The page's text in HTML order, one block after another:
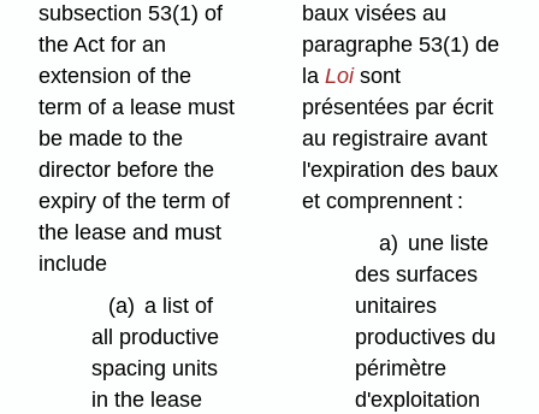
subsection 53(1) of
the Act for an
extension of the
term of a lease must
be made to the
director before the
expiry of the term of
the lease and must
include
(a) a list of
all productive
spacing units
in the lease
baux visées au
paragraphe 53(1) de
laLoisont
présentées par écrit
au registraire avant
l'expiration des baux
et comprennent :
a) une liste
des surfaces
unitaires
productives du
périmètre
d'exploitation